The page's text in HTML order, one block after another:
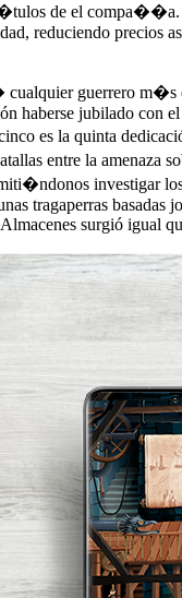
de el compa��a.
reduciendo precios
cualquier guerrero
haberse jubilado con
es la quinta
entre la
investigar
tragaperras
surgió igual